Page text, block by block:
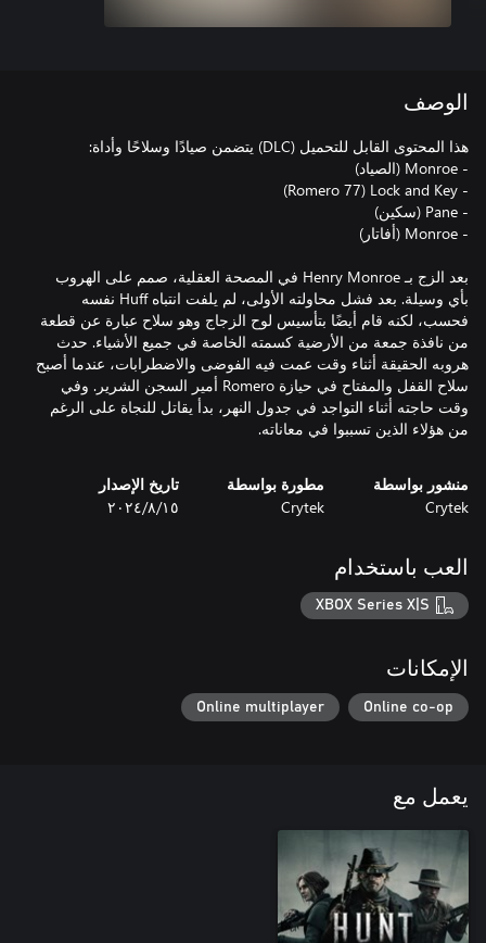
الوصف
بعد الزج بـ Henry Monroe في المصحة العقلية، صمم على الهروب
بأي وسيلة. بعد فشل محاولته الأولى، لم يلفت انتباه Huff نفسه
فحسب، لكنه قام أيضًا بتأسيس لوح الزجاج وهو سلاح عبارة عن قطعة
من نافذة جمعة من الأرضية كسمته الخاصة في جميع الأشياء. حدث
هروبه الحقيقة أثناء وقت عمت فيه الفوضى والاضطرابات، عندما أصبح
سلاح القفل والمفتاح في حيازة Romero أمير السجن الشرير. وفي
وقت حاجته أثناء التواجد في جدول النهر، بدأ يقاتل للنجاة على الرغم
من هؤلاء الذين تسببوا في معاناته.
منشور بواسطة
Crytek
مطورة بواسطة
Crytek
تاريخ الإصدار
١٥‏/٨‏/٢٠٢٤
العب باستخدام
XBOX Series X|S
الإمكانات
Online co-op
Online multiplayer
يعمل مع